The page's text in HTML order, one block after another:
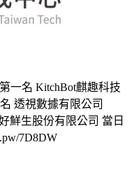
一名 KitchBot麒趣科技
透視數據有限公司
鮮生股份有限公司 當日
7D8DW